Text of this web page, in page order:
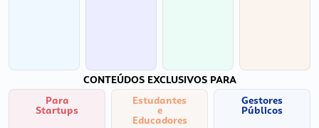
CONTEÚDOS EXCLUSIVOS PARA
Para
Startups
Estudantes
e
Educadores
Gestores
Públicos